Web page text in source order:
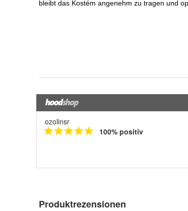
ozolinsr
100% positiv
Produktrezensionen